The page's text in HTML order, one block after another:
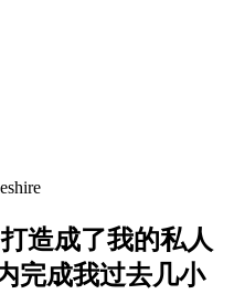
造成了我的私人
完成我过去几小